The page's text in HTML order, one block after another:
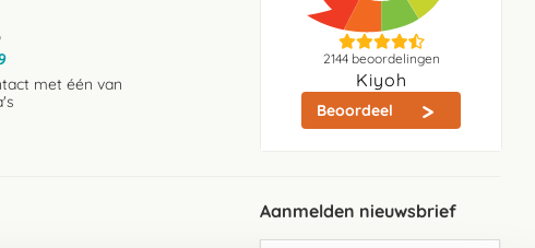
met één van
2144beoordelingen
Kiyoh
Beoordeel
Aanmelden nieuwsbrief